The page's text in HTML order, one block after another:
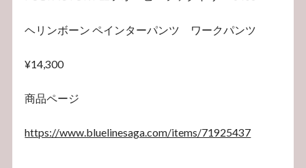
ヘリンボーン ペインターパンツ ワークパンツ
¥14,300
商品ページ
https://www.bluelinesaga.com/items/71925437